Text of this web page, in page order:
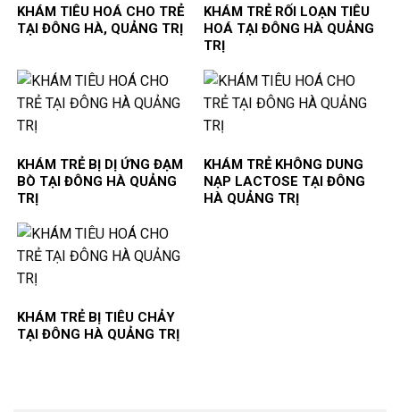
KHÁM TIÊU HOÁ CHO TRẺ
TẠI ĐÔNG HÀ, QUẢNG TRỊ
KHÁM TRẺ RỐI LOẠN TIÊU
HOÁ TẠI ĐÔNG HÀ QUẢNG
TRỊ
KHÁM TRẺ BỊ DỊ ỨNG ĐẠM
BÒ TẠI ĐÔNG HÀ QUẢNG
TRỊ
KHÁM TRẺ KHÔNG DUNG
NẠP LACTOSE TẠI ĐÔNG
HÀ QUẢNG TRỊ
KHÁM TRẺ BỊ TIÊU CHẢY
TẠI ĐÔNG HÀ QUẢNG TRỊ